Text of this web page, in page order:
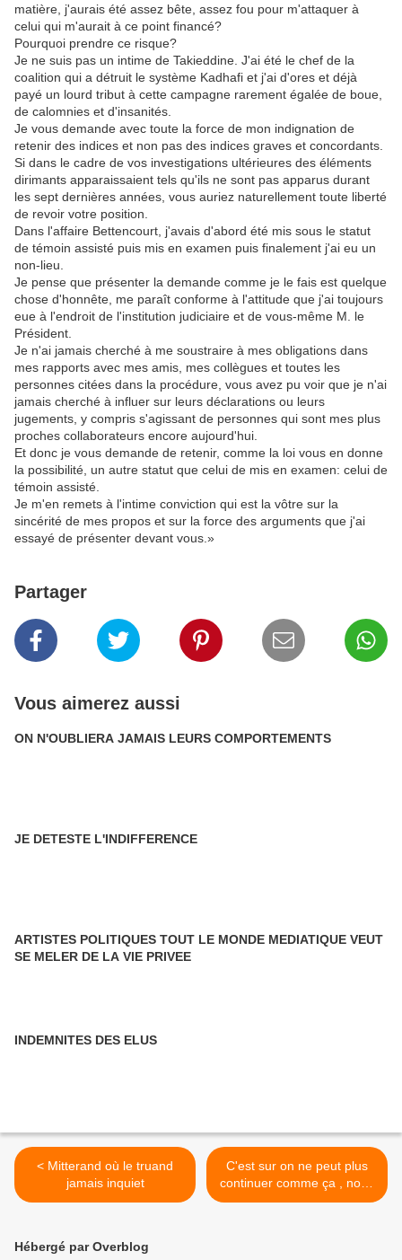
matière, j'aurais été assez bête, assez fou pour m'attaquer à
celui qui m'aurait à ce point financé?
Pourquoi prendre ce risque?
Je ne suis pas un intime de Takieddine. J'ai été le chef de la
coalition qui a détruit le système Kadhafi et j'ai d'ores et déjà
payé un lourd tribut à cette campagne rarement égalée de boue,
de calomnies et d'insanités.
Je vous demande avec toute la force de mon indignation de
retenir des indices et non pas des indices graves et concordants.
Si dans le cadre de vos investigations ultérieures des éléments
dirimants apparaissaient tels qu'ils ne sont pas apparus durant
les sept dernières années, vous auriez naturellement toute liberté
de revoir votre position.
Dans l'affaire Bettencourt, j'avais d'abord été mis sous le statut
de témoin assisté puis mis en examen puis finalement j'ai eu un
non-lieu.
Je pense que présenter la demande comme je le fais est quelque
chose d'honnête, me paraît conforme à l'attitude que j'ai toujours
eue à l'endroit de l'institution judiciaire et de vous-même M. le
Président.
Je n'ai jamais cherché à me soustraire à mes obligations dans
mes rapports avec mes amis, mes collègues et toutes les
personnes citées dans la procédure, vous avez pu voir que je n'ai
jamais cherché à influer sur leurs déclarations ou leurs
jugements, y compris s'agissant de personnes qui sont mes plus
proches collaborateurs encore aujourd'hui.
Et donc je vous demande de retenir, comme la loi vous en donne
la possibilité, un autre statut que celui de mis en examen: celui de
témoin assisté.
Je m'en remets à l'intime conviction qui est la vôtre sur la
sincérité de mes propos et sur la force des arguments que j'ai
essayé de présenter devant vous.»
Partager
Vous aimerez aussi
ON N'OUBLIERA JAMAIS LEURS COMPORTEMENTS
JE DETESTE L'INDIFFERENCE
ARTISTES POLITIQUES TOUT LE MONDE MEDIATIQUE VEUT
SE MELER DE LA VIE PRIVEE
INDEMNITES DES ELUS
< Mitterand où le truand
jamais inquiet
C'est sur on ne peut plus
continuer comme ça , nous
sommes en grand danger
Hébergé par Overblog